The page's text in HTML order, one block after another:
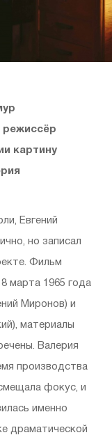
режиссёр
картину
Евгений
но записал
Фильм
марта 1965 года
Миронов) и
материалы
Валерия
производства
фокус, и
именно
драматической